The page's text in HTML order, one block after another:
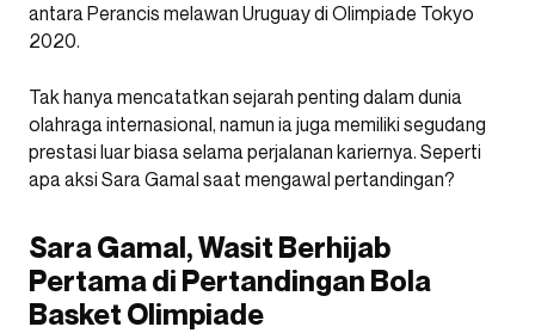
antara Perancis melawan Uruguay di Olimpiade Tokyo
2020.
Tak hanya mencatatkan sejarah penting dalam dunia
olahraga internasional, namun ia juga memiliki segudang
prestasi luar biasa selama perjalanan kariernya. Seperti
apa aksi Sara Gamal saat mengawal pertandingan?
Sara Gamal, Wasit Berhijab
Pertama di Pertandingan Bola
Basket Olimpiade